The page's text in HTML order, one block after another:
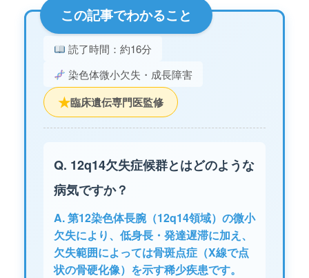
この記事でわかること
読了時間：約16分
染色体微小欠失・成長障害
★臨床遺伝専門医監修
Q. 12q14欠失症候群とはどのような
病気ですか？
A. 第12染色体長腕（12q14領域）の微小
欠失により、低身長・発達遅滞に加え、
欠失範囲によっては骨斑点症（X線で点
状の骨硬化像）を示す稀少疾患です。